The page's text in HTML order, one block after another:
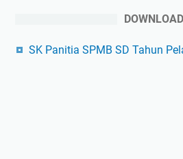
DOWNLOAD
SK Panitia SPMB SD Tahun